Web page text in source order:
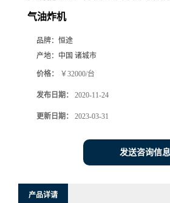
气油炸机
品牌： 恒途
产地： 中国 诸城市
价格： ￥32000/台
发布日期： 2020-11-24
更新日期： 2023-03-31
发送咨询信息
产品详请